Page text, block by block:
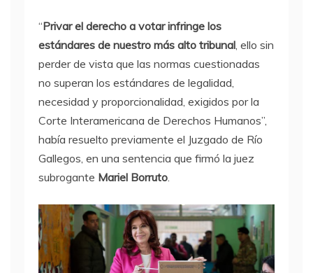
“Privar el derecho a votar infringe los
estándares de nuestro más alto tribunal, ello sin
perder de vista que las normas cuestionadas
no superan los estándares de legalidad,
necesidad y proporcionalidad, exigidos por la
Corte Interamericana de Derechos Humanos”,
había resuelto previamente el Juzgado de Río
Gallegos, en una sentencia que firmó la juez
subrogante Mariel Borruto.